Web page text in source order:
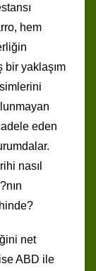
hem
bir yaklaşım
eden
nasıl
net
ABD ile